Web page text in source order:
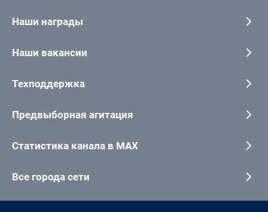
Наши награды
Наши вакансии
Техподдержка
Предвыборная агитация
Статистика канала в MAX
Все города сети